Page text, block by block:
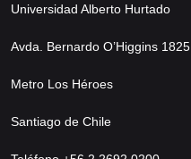
Universidad Alberto Hurtado
Avda. Bernardo O’Higgins 1825
Metro Los Héroes
Santiago de Chile